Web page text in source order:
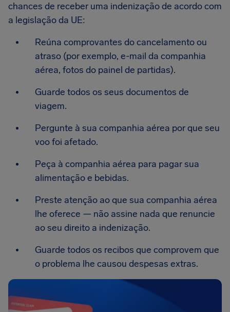
chances de receber uma indenização de acordo com
a legislação da UE:
Reúna comprovantes do cancelamento ou
atraso (por exemplo, e-mail da companhia
aérea, fotos do painel de partidas).
Guarde todos os seus documentos de
viagem.
Pergunte à sua companhia aérea por que seu
voo foi afetado.
Peça à companhia aérea para pagar sua
alimentação e bebidas.
Preste atenção ao que sua companhia aérea
lhe oferece — não assine nada que renuncie
ao seu direito a indenização.
Guarde todos os recibos que comprovem que
o problema lhe causou despesas extras.